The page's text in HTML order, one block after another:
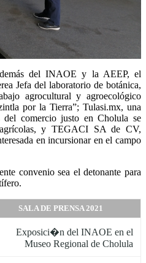
del INAOE y la AEEP, el
Jefa del laboratorio de botánica,
agrocultural y agroecológico
por la Tierra”; Tulasi.mx, una
comercio justo en Cholula se
y TEGACI SA de CV,
en incursionar en el campo
convenio sea el detonante para
SALA DE PRENSA 2021
Exposici�n del INAOE en el
Museo Regional de Cholula